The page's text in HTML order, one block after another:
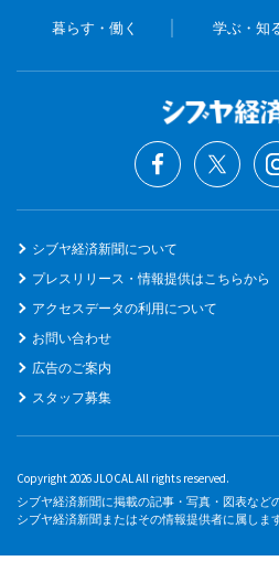
暮らす・働く 学ぶ・知
シブヤ経済新聞について
プレスリリース・情報提供はこちらから
アクセスデータの利用について
お問い合わせ
広告のご案内
スタッフ募集
Copyright 2026 JLOCAL All rights reserved.
シブヤ経済新聞に掲載の記事・写真・図表など
シブヤ経済新聞またはその情報提供者に属します